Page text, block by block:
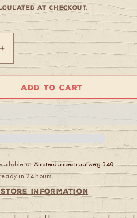
at checkout.
Increase
quantity
Speed
of
Drum
Set
Marcel
van
Weerdenburg
Add to cart
atAmsterdamsestraatweg 340
in 24 hours
store information